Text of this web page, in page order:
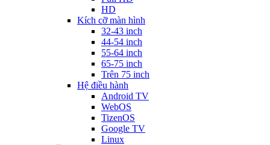
HD
Kích cỡ màn hình
32-43 inch
44-54 inch
55-64 inch
65-75 inch
Trên 75 inch
Hệ điều hành
Android TV
WebOS
TizenOS
Google TV
Linux